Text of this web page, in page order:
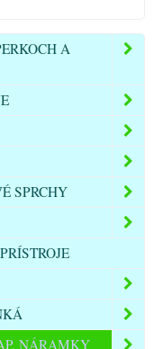
A
SPRCHY
NÁRAMKY